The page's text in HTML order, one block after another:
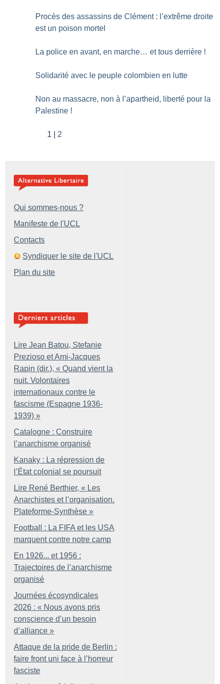
Procès des assassins de Clément : l’extrême droite
est un poison mortel
La police en avant, en marche… et tous derrière !
Solidarité avec le peuple colombien en lutte
Non au massacre, non à l’apartheid, liberté pour la
Palestine !
1 2
Qui sommes-nous ?
Manifeste de l'UCL
Contacts
Syndiquer le site de l'UCL
Plan du site
Lire Jean Batou, Stefanie
Prezioso et Ami-Jacques
Rapin (dir.), « Quand vient la
nuit. Volontaires
internationaux contre le
fascisme (Espagne 1936-
1939) »
Catalogne : Construire
l’anarchisme organisé
Kanaky : La répression de
l’État colonial se poursuit
Lire René Berthier, « Les
Anarchistes et l’organisation.
Plateforme-Synthèse »
Football : La FIFA et les USA
marquent contre notre camp
En 1926... et 1956 :
Trajectoires de l’anarchisme
organisé
Journées écosyndicales
2026 : « Nous avons pris
conscience d’un besoin
d’alliance »
Attaque de la pride de Berlin :
faire front uni face à l’horreur
fasciste